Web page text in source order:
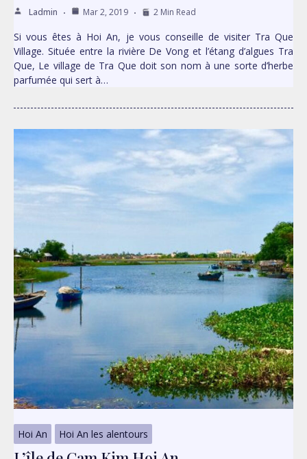
Ladmin Mar 2, 2019 2 Min Read
Si vous êtes à Hoi An, je vous conseille de visiter Tra Que
Village. Située entre la rivière De Vong et l’étang d’algues Tra
Que, Le village de Tra Que doit son nom à une sorte d’herbe
parfumée qui sert à…
Hoi An Hoi An les alentours